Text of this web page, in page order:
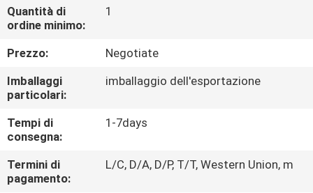
CONTROLLO
DI
QUALITÀ
CONTATTICI
NOTIZIE
Quantità di
ordine minimo:
1
Prezzo:
Negotiate
Imballaggi
particolari:
imballaggio dell'esportazione
Tempi di
consegna:
1-7days
Termini di
pagamento:
L/C, D/A, D/P, T/T, Western Union, m